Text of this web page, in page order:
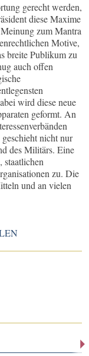
gerecht werden,
diese Maxime
zum Mantra
Motive,
breite Publikum zu
auch offen
wird diese neue
geformt. An
nicht nur
des Militärs. Eine
zu. Die
und an vielen